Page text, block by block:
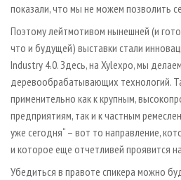
показали, что мы не можем позволить
Поэтому лейтмотивом нынешней (и
что и будущей) выставки стали
Industry 4.0. Здесь, на Xylexpo, мы
деревообрабатывающих технологий.
применительно как к крупным,
предприятиям, так и к частным
уже сегодня“ – вот то направление,
и которое еще отчетливей проявится
Убедиться в правоте спикера можно